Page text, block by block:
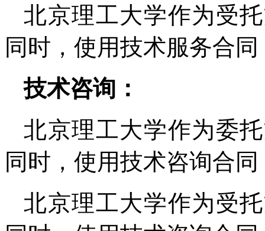
北京理工大学作为受
同时，使用技术服务合
技术咨询：
北京理工大学作为委
同时，使用技术咨询合
北京理工大学作为受